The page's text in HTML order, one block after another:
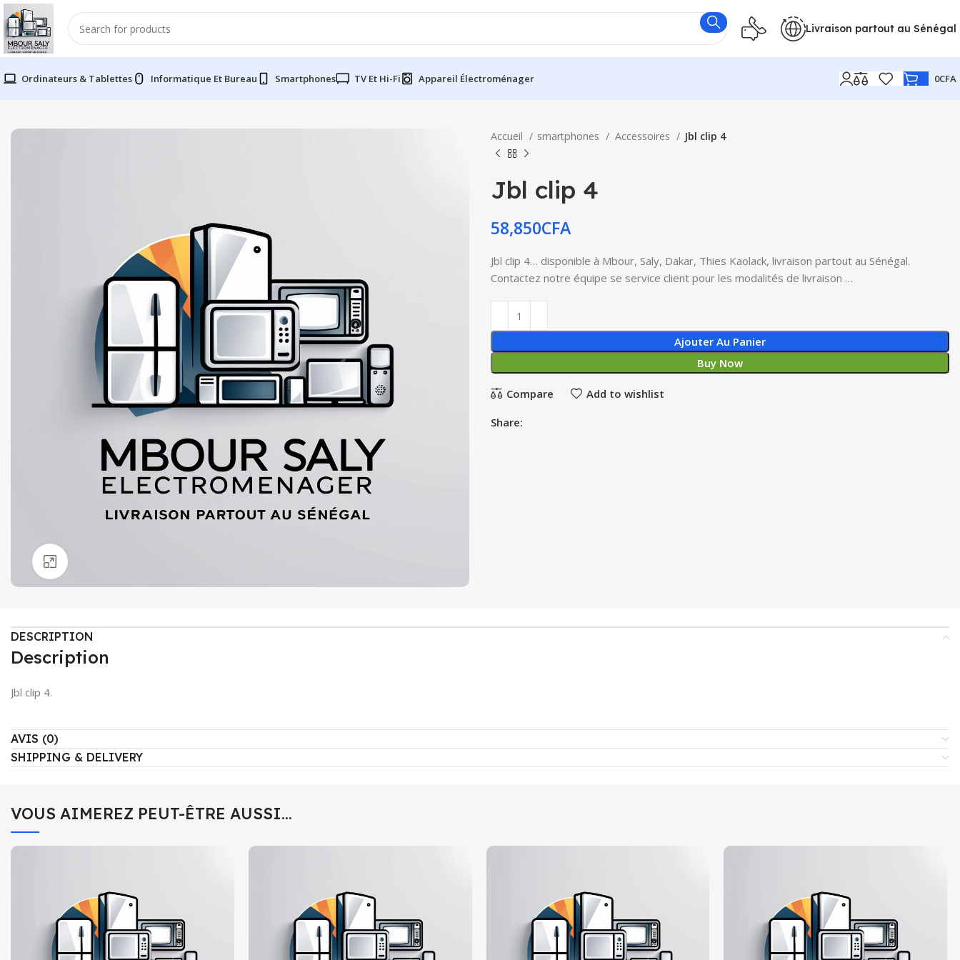
Livraison partout au Sénégal
Ordinateurs & Tablettes Informatique Et Bureau Smartphones TV Et Hi-Fi Appareil Électroménager 0CFA
Accueil smartphones Accessoires Jbl clip 4
Jbl clip 4
58,850CFA
Jbl clip 4… disponible à Mbour, Saly, Dakar, Thies Kaolack, livraison partout au Sénégal.
Contactez notre équipe se service client pour les modalités de livraison …
Ajouter Au Panier
Buy Now
Compare Add to wishlist
Share:
DESCRIPTION
Description
Jbl clip 4.
AVIS (0)
SHIPPING & DELIVERY
VOUS AIMEREZ PEUT-ÊTRE AUSSI…